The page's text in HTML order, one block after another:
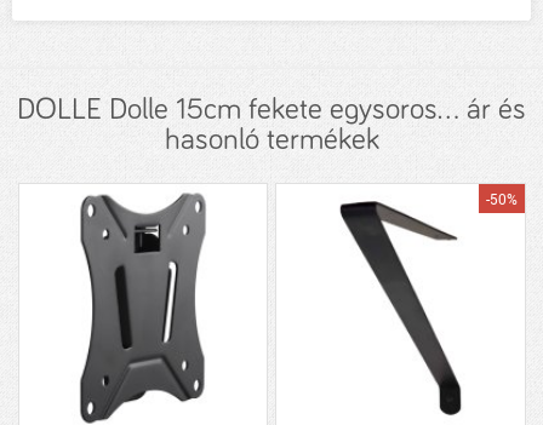
DOLLE Dolle 15cm fekete egysoros... ár és
hasonló termékek
-50%